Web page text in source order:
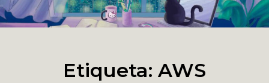
Etiqueta: AWS